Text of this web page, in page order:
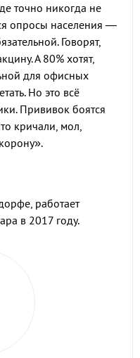
точно никогда не
опросы населения —
Говорят,
А 80% хотят,
для офисных
Но это всё
Прививок боятся
кричали, мол,
работает
в 2017 году.